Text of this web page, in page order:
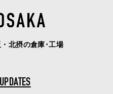
北摂の倉庫･工場
UPDATES